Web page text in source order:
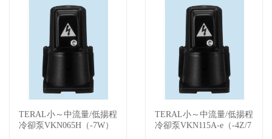
查看詳情
TERAL小～中流量/低揚程
冷卻泵VKN065H（-7W）
查看詳情
TERAL小～中流量/低揚程
冷卻泵VKN115A-e（-4Z/7